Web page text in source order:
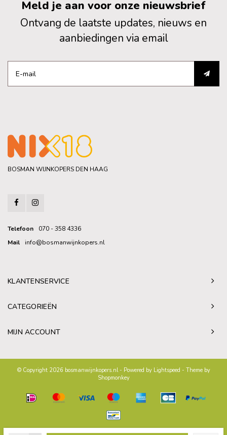
Meld je aan voor onze nieuwsbrief
Ontvang de laatste updates, nieuws en
aanbiedingen via email
BOSMAN WIJNKOPERS DEN HAAG
Telefoon
070 - 358 4336
Mail
info@bosmanwijnkopers.nl
KLANTENSERVICE
CATEGORIEËN
MIJN ACCOUNT
© Copyright 2026 bosmanwijnkopers.nl - Powered by Lightspeed - Theme by
Shopmonkey